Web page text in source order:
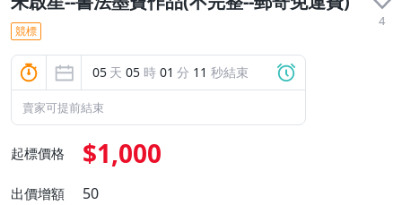
4
競標
05 天 05 時 01 分 10 秒結束
賣家可提前結束
起標價格 $1,000
出價增額 50